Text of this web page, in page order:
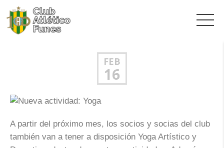
FEB
16
A partir del próximo mes, los socios y socias del club
también van a tener a disposición Yoga Artístico y